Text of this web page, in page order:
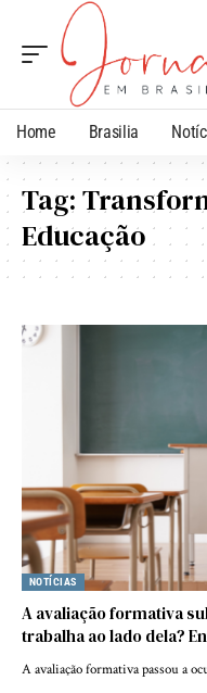
Home Brasilia
Tag:
Educação
NOTÍCIAS
A avaliação formativa
trabalha ao lado dela?
A avaliação formativa passou a